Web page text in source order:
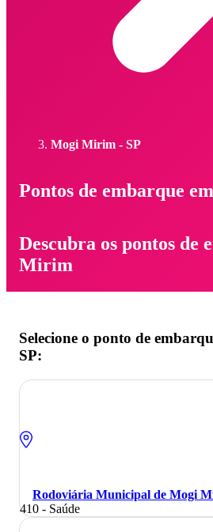
Mogi Mirim - SP
Pontos de embarque
Descubra os pontos de
Mirim
Selecione o ponto de
SP:
Rodoviária Municipal de Mogi
410 - Saúde